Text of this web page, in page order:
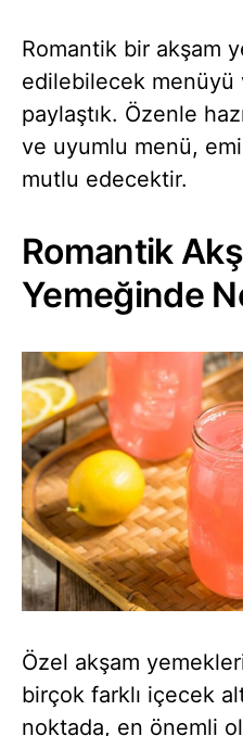
Romantik bir akşam
edilebilecek menüyü
paylaştık. Özenle
ve uyumlu menü,
mutlu edecektir.
Romantik
Yemeğinde
Özel akşam
birçok farklı içecek
noktada, en önemli